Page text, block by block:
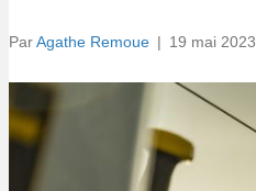
ParAgathe Remoue | 19 mai 2023